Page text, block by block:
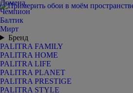
Домена
Чемпион
Балтик
Мирт
Бренд
PALITRA FAMILY
PALITRA HOME
PALITRA LIFE
PALITRA PLANET
PALITRA PRESTIGE
PALITRA STYLE